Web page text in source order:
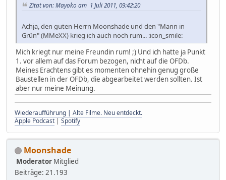
Zitat von: Mayoko am 1 Juli 2011, 09:42:20
Achja, den guten Herrn Moonshade und den "Mann in
Grün" (MMeXX) krieg ich auch noch rum... :icon_smile:
Mich kriegt nur meine Freundin rum! ;) Und ich hatte ja Punkt
1. vor allem auf das Forum bezogen, nicht auf die OFDb.
Meines Erachtens gibt es momenten ohnehin genug große
Baustellen in der OFDb, die abgearbeitet werden sollten. Ist
aber nur meine Meinung.
Wiederaufführung | Alte Filme. Neu entdeckt.
Apple Podcast | Spotify
Moonshade
Moderator Mitglied
Beiträge: 21.193